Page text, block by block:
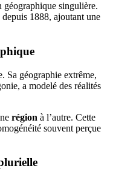
singulière.
depuis 1888, ajoutant une
Sa géographie extrême,
a modelé des réalités
région à l’autre. Cette
souvent perçue